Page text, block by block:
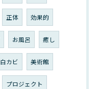
正体 効果的
お風呂 癒し
白カビ 美術館
プロジェクト